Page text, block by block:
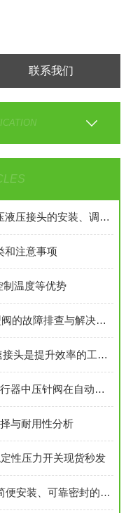
联系我们
899-220-201杜博林旋转接头高压液压接头的安装、调试与维护技巧
和注意事项
制温度等优势
如何进行20SM9072-LT派克针型阀的故障排查与解决措施？
WQF8-16-B16FSR Danfoss快速接头是提升效率的工业连接解决方案
20SM4071-C1S带活塞式气动执行器中压针阀在自动化系统中的角色与功能
与耐用性分析
性压力开关现货秒发
暖通空调快速接头5400-S2-8是简便安装、可靠密封的理想选择